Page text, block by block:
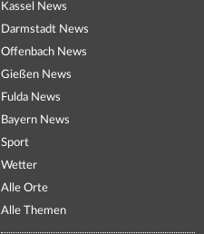
Kassel News
Darmstadt News
Offenbach News
Gießen News
Fulda News
Bayern News
Sport
Wetter
Alle Orte
Alle Themen